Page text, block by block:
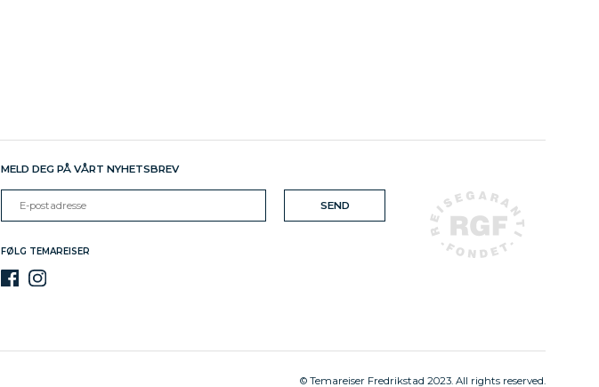
MELD DEG PÅ VÅRT NYHETSBREV
FØLG TEMAREISER
© Temareiser Fredrikstad 2023. All rights reserved.